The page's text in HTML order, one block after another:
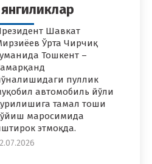
Шавкат
Ўрта Чирчиқ
Тошкент –
пуллик
автомобиль йўли
тамал тоши
маросимида
этмоқда.